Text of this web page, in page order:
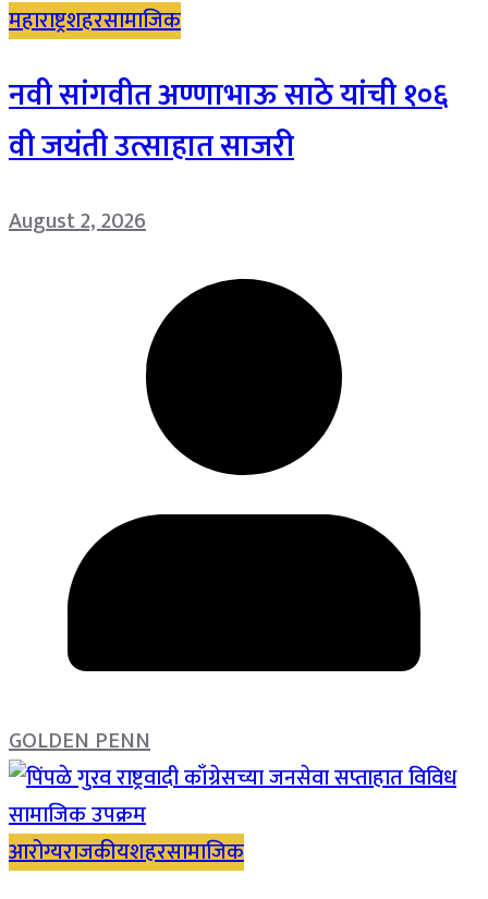
महाराष्ट्रशहरसामाजिक
नवी सांगवीत अण्णाभाऊ साठे यांची १०६
वी जयंती उत्साहात साजरी
August 2, 2026
GOLDEN PENN
आरोग्यराजकीयशहरसामाजिक